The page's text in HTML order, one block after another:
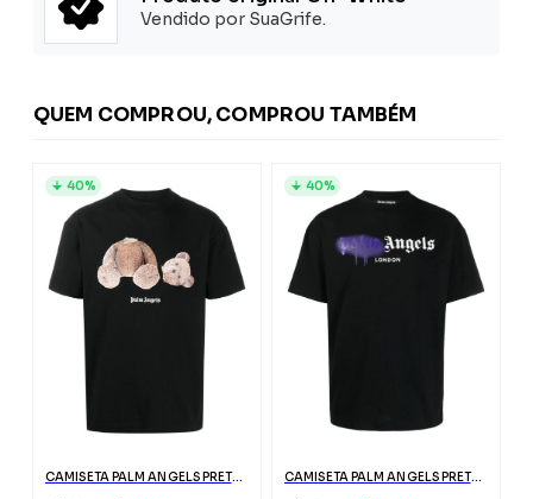
Vendido por SuaGrife.
QUEM COMPROU, COMPROU TAMBÉM
CAMISETA PALM ANGELS PRETA ESTAMPA URSO
40%
CAMISETA PALM ANGELS PRETA LONDON COM LOGO
40%